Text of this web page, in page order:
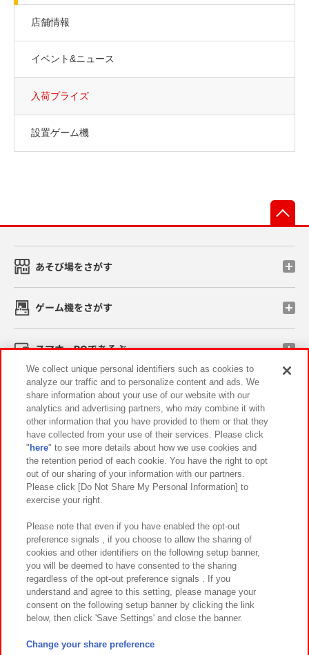
店舗情報
イベント&ニュース
入荷プライズ
設置ゲーム機
あそび場をさがす
ゲーム機をさがす
スマホ・PCであそぶ
イベント・キャンペーン
関連会社 サステナビリティ サイトポリシー
プライバシーポリシー ウェブアクセシビリティ方針と検証結果
お取引先さまとともに
カスタマーハラスメント対応方針 よくあるご質問・お問い合わせ
©Bandai Namco Amusement Inc.
©Bandai Namco Amusement Lab Inc.
We collect unique personal identifiers such as cookies to
analyze our traffic and to personalize content and ads. We
share information about your use of our website with our
analytics and advertising partners, who may combine it with
other information that you have provided to them or that they
have collected from your use of their services. Please click
" here" to see more details about how we use cookies and
the retention period of each cookie. You have the right to opt
out of our sharing of your information with our partners.
Please click [Do Not Share My Personal Information] to
exercise your right.
Please note that even if you have enabled the opt-out
preference signals , if you choose to allow the sharing of
cookies and other identifiers on the following setup banner,
you will be deemed to have consented to the sharing
regardless of the opt-out preference signals . If you
understand and agree to this setting, please manage your
consent on the following setup banner by clicking the link
below, then click 'Save Settings' and close the banner.
Change your share preference